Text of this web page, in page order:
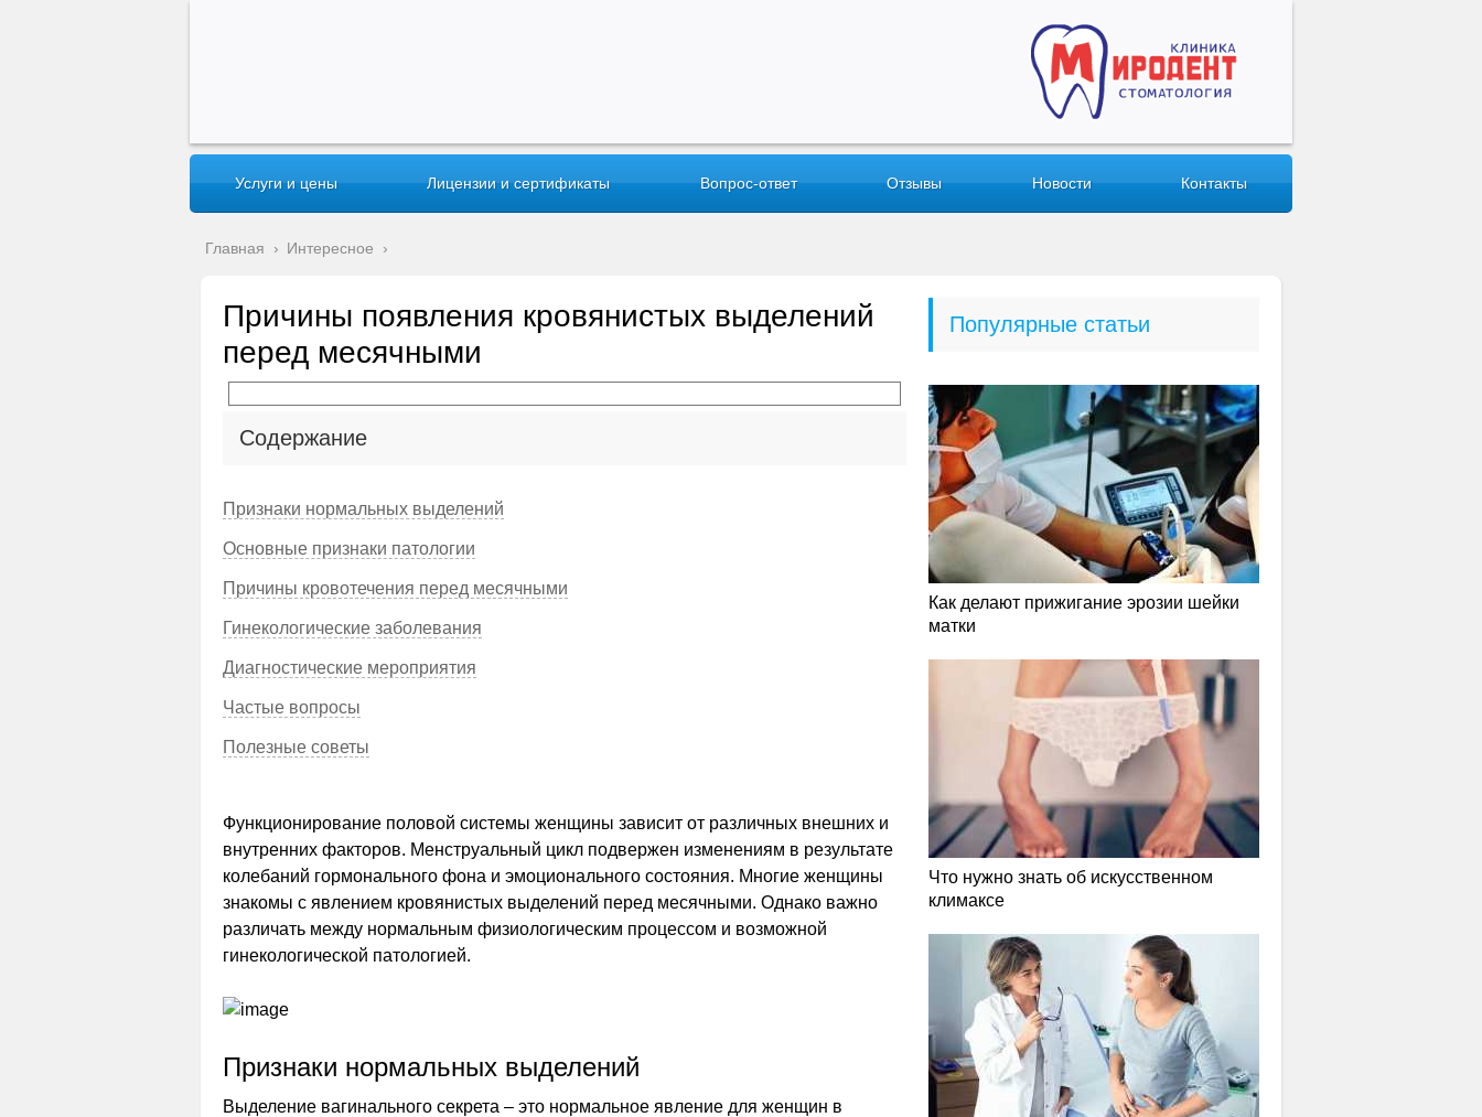
Услуги и цены Лицензии и сертификаты Вопрос-ответ Отзывы Новости Контакты
Главная › Интересное ›
Причины появления кровянистых выделений
перед месячными
Содержание
Признаки нормальных выделений
Основные признаки патологии
Причины кровотечения перед месячными
Гинекологические заболевания
Диагностические мероприятия
Частые вопросы
Полезные советы
Функционирование половой системы женщины зависит от различных внешних и
внутренних факторов. Менструальный цикл подвержен изменениям в результате
колебаний гормонального фона и эмоционального состояния. Многие женщины
знакомы с явлением кровянистых выделений перед месячными. Однако важно
различать между нормальным физиологическим процессом и возможной
гинекологической патологией.
Признаки нормальных выделений
Выделение вагинального секрета – это нормальное явление для женщин в
Популярные статьи
Как делают прижигание эрозии шейки
матки
Что нужно знать об искусственном
климаксе